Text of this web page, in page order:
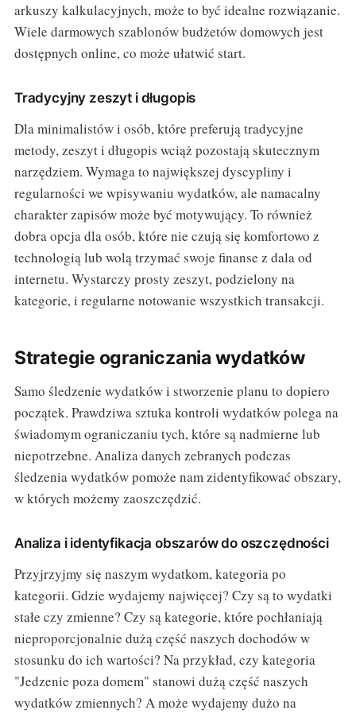
arkuszy kalkulacyjnych, może to być idealne rozwiązanie.
Wiele darmowych szablonów budżetów domowych jest
dostępnych online, co może ułatwić start.
Tradycyjny zeszyt i długopis
Dla minimalistów i osób, które preferują tradycyjne
metody, zeszyt i długopis wciąż pozostają skutecznym
narzędziem. Wymaga to największej dyscypliny i
regularności we wpisywaniu wydatków, ale namacalny
charakter zapisów może być motywujący. To również
dobra opcja dla osób, które nie czują się komfortowo z
technologią lub wolą trzymać swoje finanse z dala od
internetu. Wystarczy prosty zeszyt, podzielony na
kategorie, i regularne notowanie wszystkich transakcji.
Strategie ograniczania wydatków
Samo śledzenie wydatków i stworzenie planu to dopiero
początek. Prawdziwa sztuka kontroli wydatków polega na
świadomym ograniczaniu tych, które są nadmierne lub
niepotrzebne. Analiza danych zebranych podczas
śledzenia wydatków pomoże nam zidentyfikować obszary,
w których możemy zaoszczędzić.
Analiza i identyfikacja obszarów do oszczędności
Przyjrzyjmy się naszym wydatkom, kategoria po
kategorii. Gdzie wydajemy najwięcej? Czy są to wydatki
stałe czy zmienne? Czy są kategorie, które pochłaniają
nieproporcjonalnie dużą część naszych dochodów w
stosunku do ich wartości? Na przykład, czy kategoria
"Jedzenie poza domem" stanowi dużą część naszych
wydatków zmiennych? A może wydajemy dużo na